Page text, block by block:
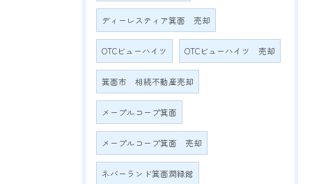
ディーレスティア箕面 売却
OTCビューハイツ OTCビューハイツ 売却
箕面市 相続不動産売却
メープルコープ箕面
メープルコープ箕面 売却
ネバーランド箕面潤緑館